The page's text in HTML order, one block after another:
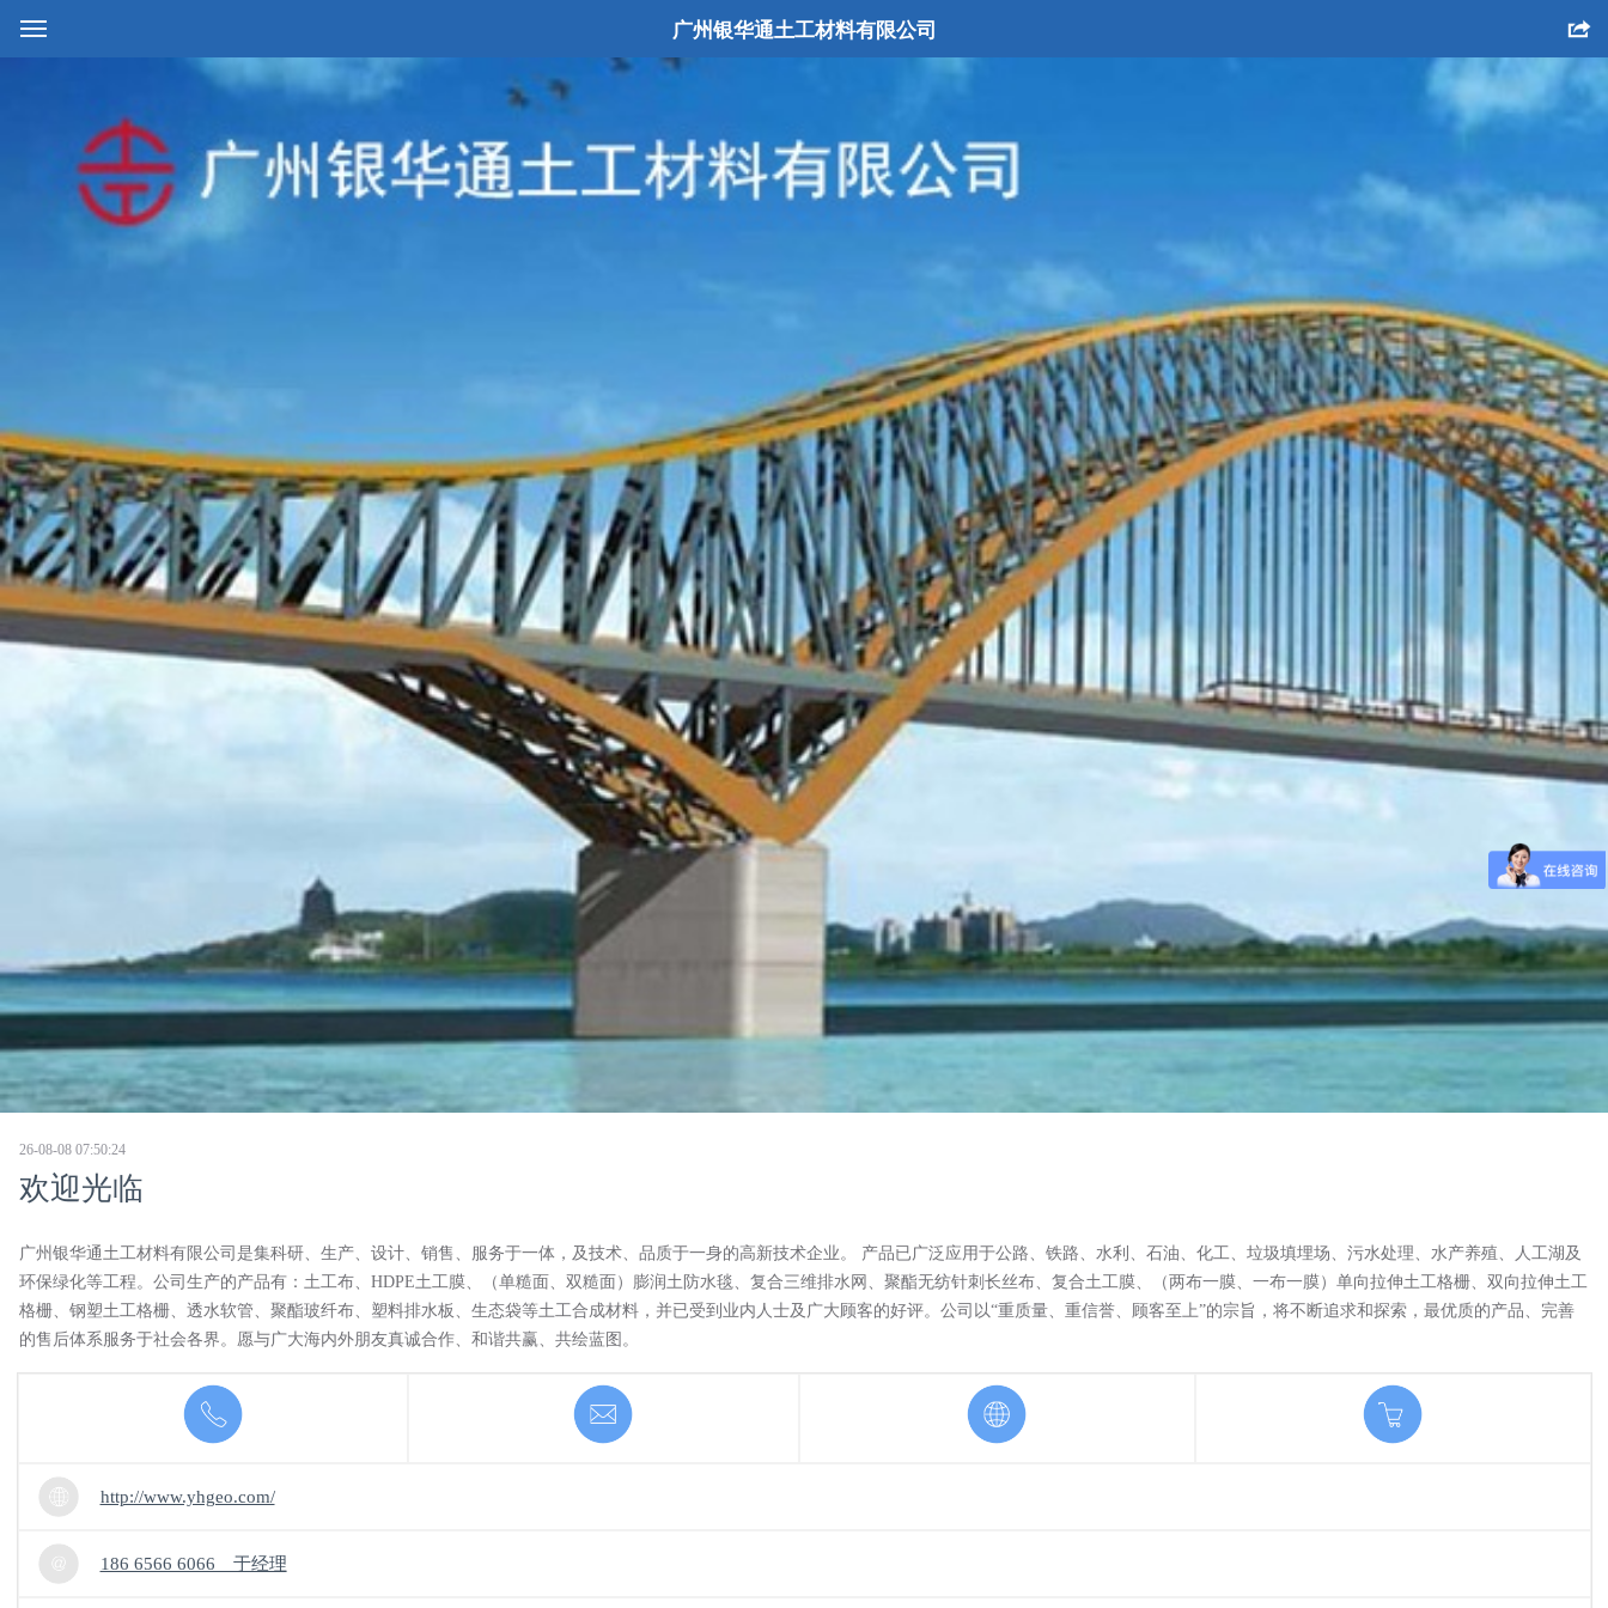
公司简介
产品中心
联系我们
广州银华通土工材料有限公司
26-08-08 07:50:24
欢迎光临
广州银华通土工材料有限公司是集科研、生产、设计、销售、服务于一体，及技术、品质于一身的高新技术企业。 产品已广泛应用于公路、铁路、水利、石油、化工、垃圾填埋场、污水处理、水产养殖、人工湖及
环保绿化等工程。公司生产的产品有：土工布、HDPE土工膜、（单糙面、双糙面）膨润土防水毯、复合三维排水网、聚酯无纺针刺长丝布、复合土工膜、（两布一膜、一布一膜）单向拉伸土工格栅、双向拉伸土工
格栅、钢塑土工格栅、透水软管、聚酯玻纤布、塑料排水板、生态袋等土工合成材料，并已受到业内人士及广大顾客的好评。公司以“重质量、重信誉、顾客至上”的宗旨，将不断追求和探索，最优质的产品、完善
的售后体系服务于社会各界。愿与广大海内外朋友真诚合作、和谐共赢、共绘蓝图。
http://www.yhgeo.com/
186 6566 6066 于经理